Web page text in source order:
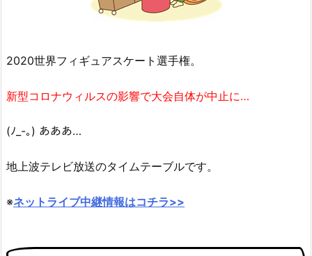
2020世界フィギュアスケート選手権。
新型コロナウィルスの影響で大会自体が中止に…
(ﾉ_-｡) あああ…
地上波テレビ放送のタイムテーブルです。
※ネットライブ中継情報はコチラ>>